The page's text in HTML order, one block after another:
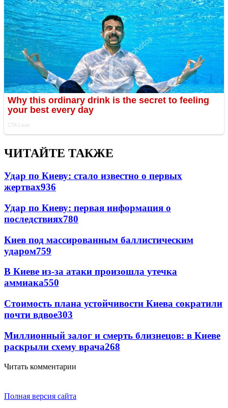
ЧИТАЙТЕ ТАКЖЕ
Удар по Киеву: стало известно о первых
жертвах936
Удар по Киеву: первая информация о
последствиях780
Киев под массированным баллистическим
ударом759
В Киеве из-за атаки произошла утечка
аммиака550
Стоимость плана устойчивости Киева сократили
почти вдвое303
Миллионный залог и смерть близнецов: в Киеве
раскрыли схему врача268
Читать комментарии
Полная версия сайта